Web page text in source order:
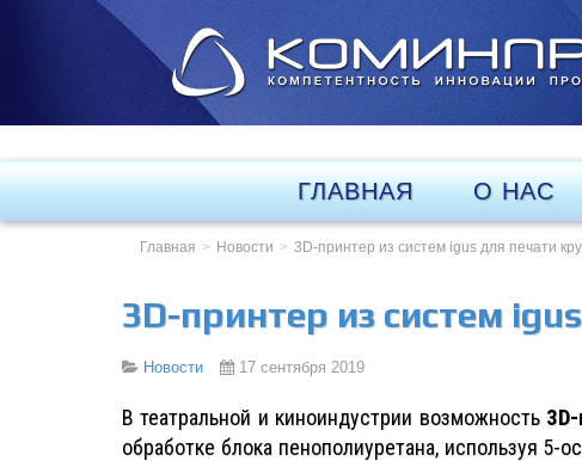
ГЛАВНАЯ О НАС
Главная Новости 3D-принтер из систем igus для печати
3D-принтер из систем
Новости 17 сентября 2019
В театральной и киноиндустрии возможность
обработке блока пенополиуретана, используя